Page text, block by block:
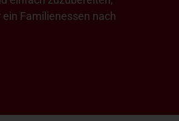
Familienessen nach